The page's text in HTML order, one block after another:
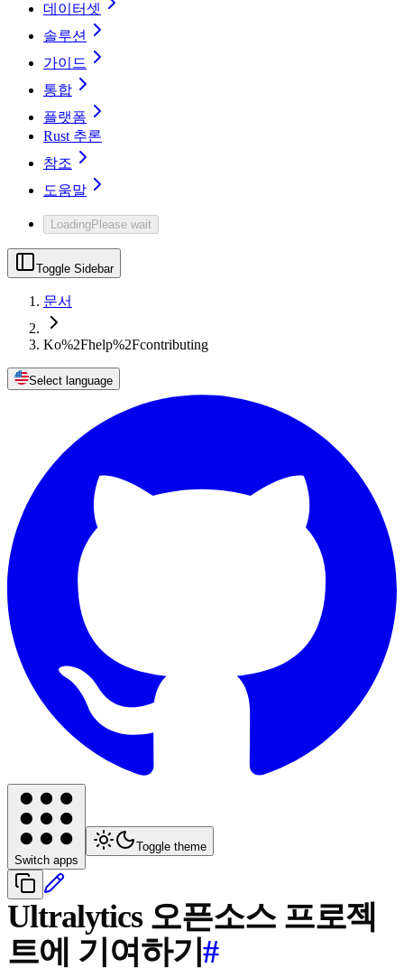
데이터셋
솔루션
가이드
통합
플랫폼
Rust 추론
참조
도움말
LoadingPlease wait
Toggle Sidebar
문서
Ko%2Fhelp%2Fcontributing
Select language
Switch apps
Toggle theme
Ultralytics 오픈소스 프로젝
트에 기여하기#